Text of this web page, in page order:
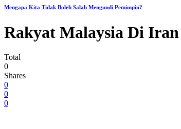
Mengapa Kita Tidak Boleh Salah Mengundi Pemimpin?
Rakyat Malaysia Di
Total
0
Shares
0
0
0